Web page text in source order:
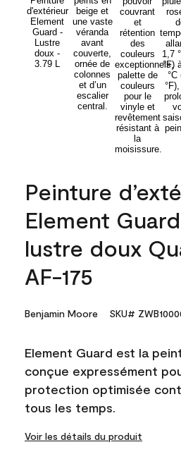
Peinture
Element
lustre doux
AF-175
Benjamin Moore SKU#
Element Guard est la
conçue expressément
protection optimisée
tous les temps.
Voir les détails du produit